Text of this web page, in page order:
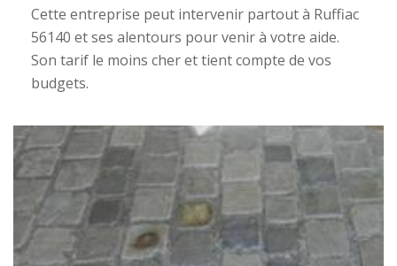
Cette entreprise peut intervenir partout à Ruffiac
56140 et ses alentours pour venir à votre aide.
Son tarif le moins cher et tient compte de vos
budgets.